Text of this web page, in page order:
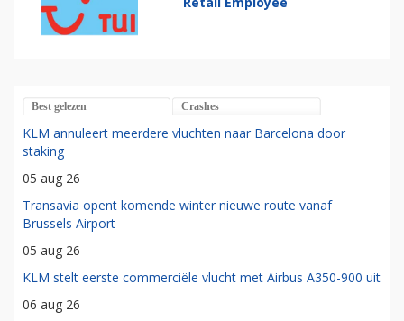
Best gelezen Crashes
KLM annuleert meerdere vluchten naar Barcelona door
staking
05 aug 26
Transavia opent komende winter nieuwe route vanaf
Brussels Airport
05 aug 26
KLM stelt eerste commerciële vlucht met Airbus A350-900 uit
06 aug 26